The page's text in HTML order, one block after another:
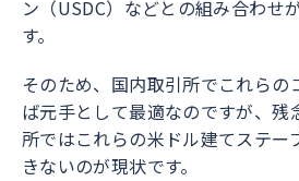
ン（USDC）などとの組み合わせ
す。
そのため、国内取引所でこれらの
ば元手として最適なのですが、残
所ではこれらの米ドル建てステー
きないのが現状です。